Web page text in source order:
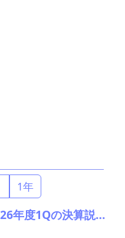
1年
神戸製鋼所：26年度1Qの決算説明会を開催。売上高のみ上方修正だが・・・